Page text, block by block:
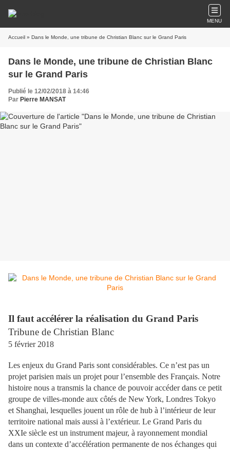
MENU
Accueil » Dans le Monde, une tribune de Christian Blanc sur le Grand Paris
Dans le Monde, une tribune de Christian Blanc
sur le Grand Paris
Publié le 12/02/2018 à 14:46
Par Pierre MANSAT
Il faut accélérer la réalisation du Grand Paris
Tribune de Christian Blanc
5 février 2018
Les enjeux du Grand Paris sont considérables. Ce n’est pas un
projet parisien mais un projet pour l’ensemble des Français. Notre
histoire nous a transmis la chance de pouvoir accéder dans ce petit
groupe de villes-monde aux côtés de New York, Londres Tokyo
et Shanghai, lesquelles jouent un rôle de hub à l’intérieur de leur
territoire national mais aussi à l’extérieur. Le Grand Paris du
XXIe siècle est un instrument majeur, à rayonnement mondial
dans un contexte d’accélération permanente de nos échanges qui